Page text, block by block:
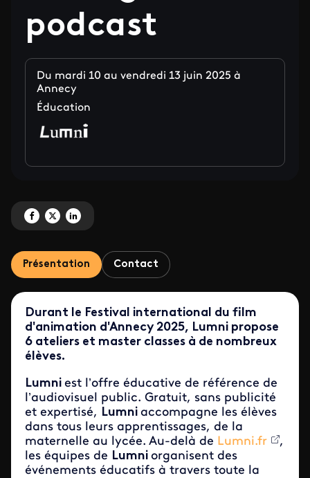
podcast
Du mardi 10 au vendredi 13 juin 2025 à
Annecy
Éducation
Partagez 'Ateliers et master classes Lumni autour de l'animation, l'analyse
Partagez 'Ateliers et master classes Lumni autour de l'animation,
Partagez 'Ateliers et master classes Lumni autour de
Présentation Contact
Durant le Festival international du film
d'animation d'Annecy 2025, Lumni propose
6 ateliers et master classes à de nombreux
élèves.
Lumni est l’offre éducative de référence de
l’audiovisuel public. Gratuit, sans publicité
et expertisé, Lumni accompagne les élèves
dans tous leurs apprentissages, de la
maternelle au lycée. Au-delà de Lumni.fr
,
les équipes de Lumni organisent des
événements éducatifs à travers toute la